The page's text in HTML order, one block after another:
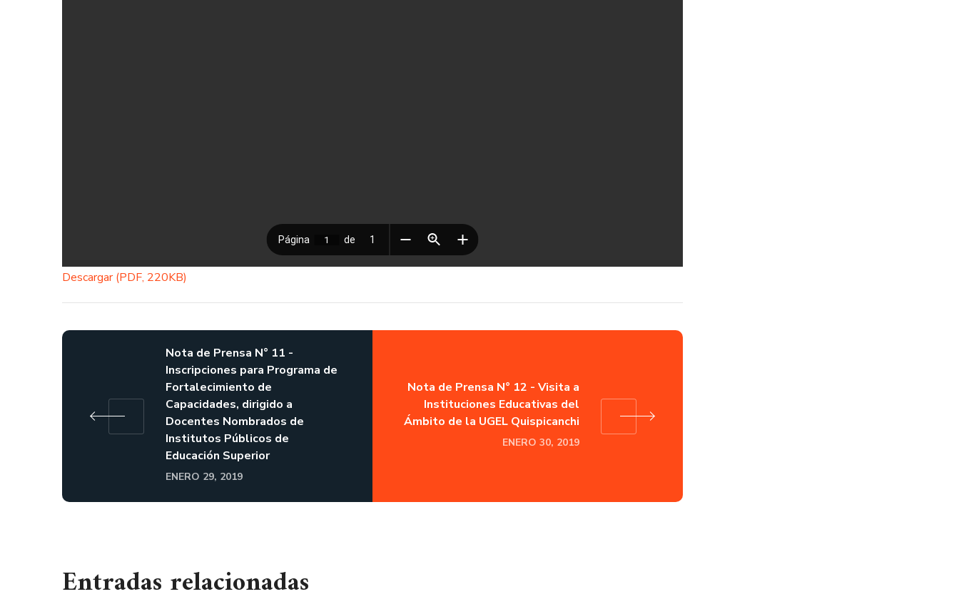
Descargar (PDF, 220KB)
Nota de Prensa N° 11 -
Inscripciones para Programa de
Fortalecimiento de
Capacidades, dirigido a
Docentes Nombrados de
Institutos Públicos de
Educación Superior
ENERO 29, 2019
Nota de Prensa N° 12 - Visita a
Instituciones Educativas del
Ámbito de la UGEL Quispicanchi
ENERO 30, 2019
Entradas relacionadas